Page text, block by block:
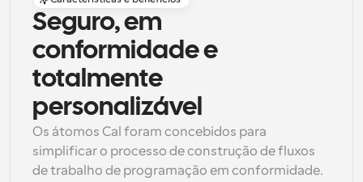
Seguro, em
conformidade e
totalmente
personalizável
Os átomos Cal foram concebidos para
simplificar o processo de construção de fluxos
de trabalho de programação em conformidade.